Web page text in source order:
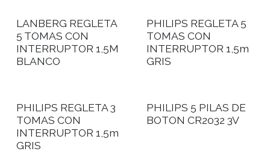
LANBERG REGLETA
5 TOMAS CON
INTERRUPTOR 1,5M
BLANCO
PHILIPS REGLETA 5
TOMAS CON
INTERRUPTOR 1,5m
GRIS
PHILIPS REGLETA 3
TOMAS CON
INTERRUPTOR 1,5m
GRIS
PHILIPS 5 PILAS DE
BOTON CR2032 3V